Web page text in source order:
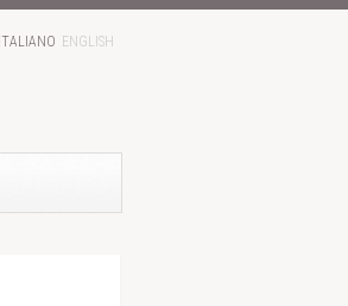
ITALIANO ENGLISH